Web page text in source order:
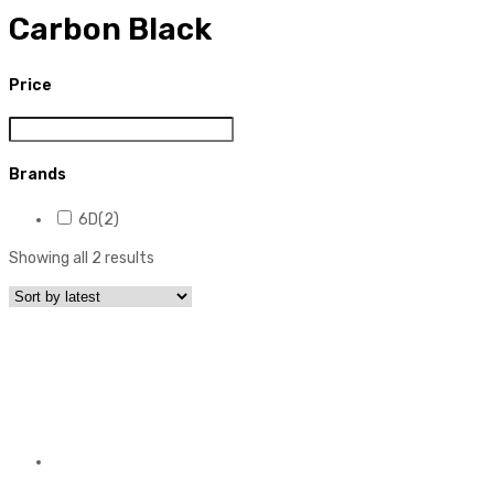
Carbon Black
Price
Brands
6D(2)
Showing all 2 results